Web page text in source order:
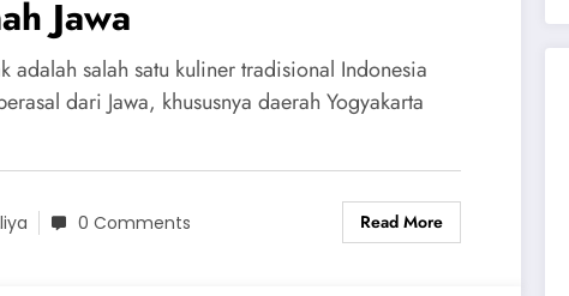
Jawa
adalah salah satu kuliner tradisional Indonesia
dari Jawa, khususnya daerah Yogyakarta
0 Comments Read More